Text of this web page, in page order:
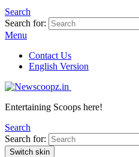
Search
Search for:
Menu
Contact Us
English Version
Entertaining Scoops here!
Search
Search for:
Switch skin